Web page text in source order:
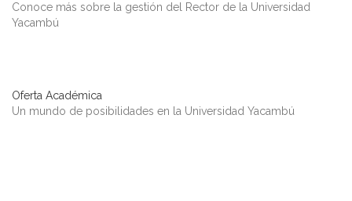
Conoce más sobre la gestión del Rector de la Universidad
Yacambú
Oferta Académica
Un mundo de posibilidades en la Universidad Yacambú